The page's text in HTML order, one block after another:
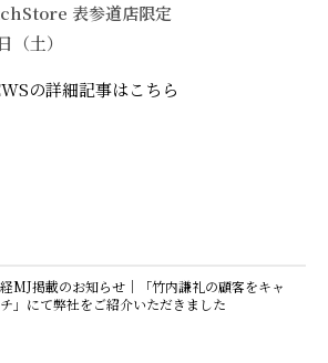
表参道店限定
土）
の詳細記事はこちら
MJ掲載のお知らせ｜「竹内謙礼の顧客をキャ
」にて弊社をご紹介いただきました